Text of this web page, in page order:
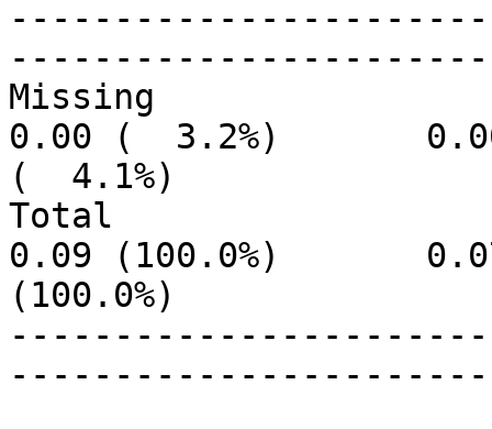
Missing
0.00 (  3.2%)
(  4.1%)
Total
0.09 (100.0%)
(100.0%)